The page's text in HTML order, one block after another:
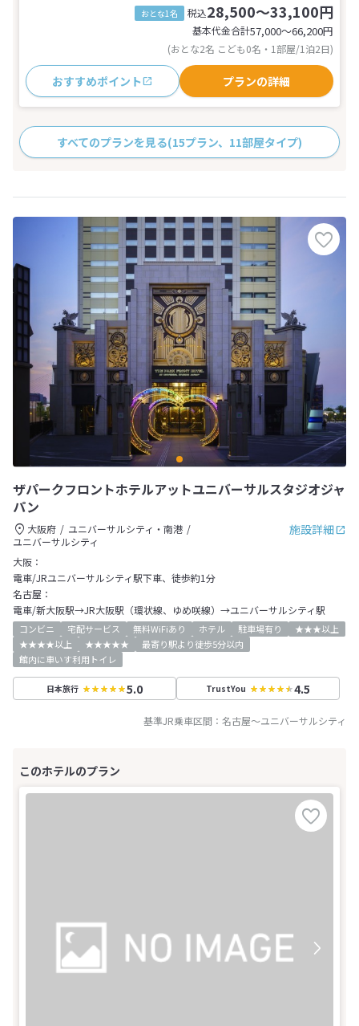
おとな1名 税込28,500～33,100円
基本代金合計57,000〜66,200円
(おとな2名 こども0名・1部屋/1泊2日)
おすすめポイント プランの詳細
すべてのプランを見る(15プラン、11部屋タイプ)
ザパークフロントホテルアットユニバーサルスタジオジャ
パン
施設詳細
大阪府
ユニバーサルシティ・南港
ユニバーサルシティ
大阪：
電車/JRユニバーサルシティ駅下車、徒歩約1分
名古屋：
電車/新大阪駅→JR大阪駅（環状線、ゆめ咲線）→ユニバーサルシティ駅
コンビニ 宅配サービス 無料WiFiあり ホテル 駐車場有り
★★★以上
★★★★以上
★★★★★
最寄り駅より徒歩5分以内
館内に車いす利用トイレ
日本旅行 5.0 TrustYou 4.5
基準JR乗車区間： 名古屋～ユニバーサルシティ